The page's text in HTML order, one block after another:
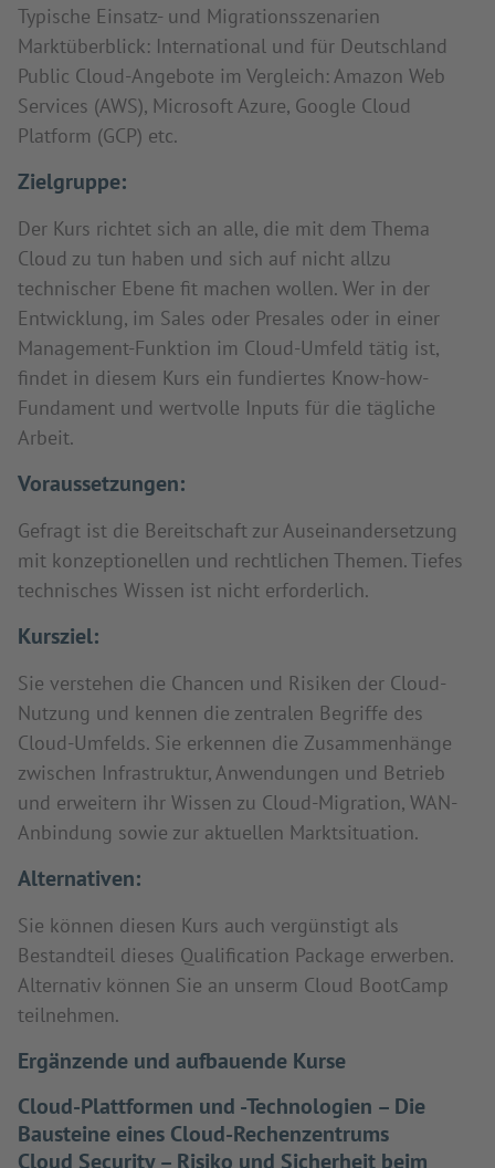
Typische Einsatz- und Migrationsszenarien
Marktüberblick: International und für Deutschland
Public Cloud-Angebote im Vergleich: Amazon Web
Services (AWS), Microsoft Azure, Google Cloud
Platform (GCP) etc.
Zielgruppe:
Der Kurs richtet sich an alle, die mit dem Thema
Cloud zu tun haben und sich auf nicht allzu
technischer Ebene fit machen wollen. Wer in der
Entwicklung, im Sales oder Presales oder in einer
Management-Funktion im Cloud-Umfeld tätig ist,
findet in diesem Kurs ein fundiertes Know-how-
Fundament und wertvolle Inputs für die tägliche
Arbeit.
Voraussetzungen:
Gefragt ist die Bereitschaft zur Auseinandersetzung
mit konzeptionellen und rechtlichen Themen. Tiefes
technisches Wissen ist nicht erforderlich.
Kursziel:
Sie verstehen die Chancen und Risiken der Cloud-
Nutzung und kennen die zentralen Begriffe des
Cloud-Umfelds. Sie erkennen die Zusammenhänge
zwischen Infrastruktur, Anwendungen und Betrieb
und erweitern ihr Wissen zu Cloud-Migration, WAN-
Anbindung sowie zur aktuellen Marktsituation.
Alternativen:
Sie können diesen Kurs auch vergünstigt als
Bestandteil dieses Qualification Package erwerben.
Alternativ können Sie an unserm Cloud BootCamp
teilnehmen.
Ergänzende und aufbauende Kurse
Cloud-Plattformen und -Technologien – Die
Bausteine eines Cloud-Rechenzentrums
Cloud Security – Risiko und Sicherheit beim